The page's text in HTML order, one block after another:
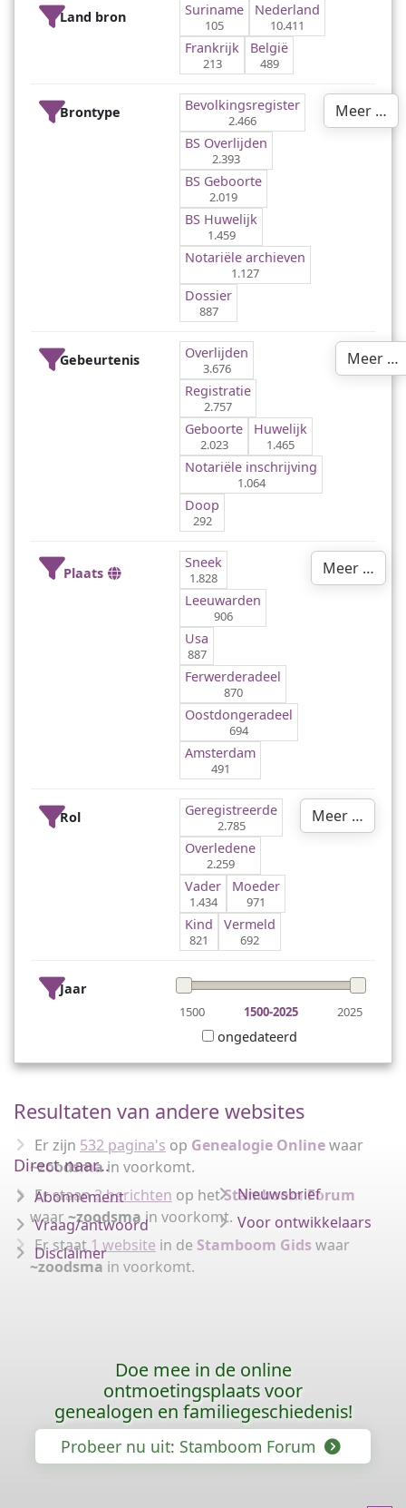
Land bron Suriname
105
Nederland
10.411
Frankrijk
213
België
489
Brontype Bevolkingsregister
2.466
BS Overlijden
2.393
BS Geboorte
2.019
BS Huwelijk
1.459
Notariële archieven
1.127
Dossier
887
Meer …
Gebeurtenis Overlijden
3.676
Registratie
2.757
Geboorte
2.023
Huwelijk
1.465
Notariële inschrijving
1.064
Doop
292
Meer …
Plaats
Sneek
1.828
Leeuwarden
906
Usa
887
Ferwerderadeel
870
Oostdongeradeel
694
Amsterdam
491
Meer …
Rol Geregistreerde
2.785
Overledene
2.259
Vader
1.434
Moeder
971
Kind
821
Vermeld
692
Meer …
Jaar
1500 2025
1500-2025
ongedateerd
Resultaten van andere websites
Er zijn 532 pagina's op Genealogie Onlinewaar
~zoodsmain voorkomt.
Er staan2 berichten op hetStamboom Forum
waar~zoodsma in voorkomt.
Er staat 1 website in de Stamboom Gids waar
~zoodsma in voorkomt.
Direct naar...
Abonnement
Vraag/antwoord
Disclaimer
Nieuwsbrief
Voor ontwikkelaars
Doe mee in de online
ontmoetingsplaats voor
genealogen en familiegeschiedenis!
Probeer nu uit: Stamboom Forum